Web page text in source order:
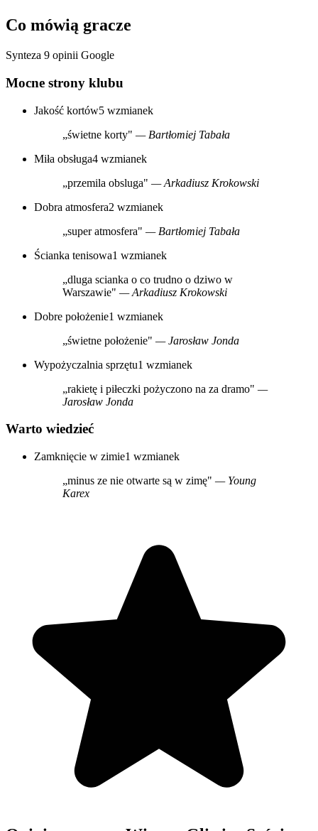
Co mówią gracze
Synteza 9 opinii Google
Mocne strony klubu
Jakość kortów5 wzmianek
„świetne korty" — Bartłomiej Tabała
Miła obsługa4 wzmianek
„przemila obsluga" — Arkadiusz Krokowski
Dobra atmosfera2 wzmianek
„super atmosfera" — Bartłomiej Tabała
Ścianka tenisowa1 wzmianek
„dluga scianka o co trudno o dziwo w
Warszawie" — Arkadiusz Krokowski
Dobre położenie1 wzmianek
„świetne położenie" — Jarosław Jonda
Wypożyczalnia sprzętu1 wzmianek
„rakietę i piłeczki pożyczono na za dramo" —
Jarosław Jonda
Warto wiedzieć
Zamknięcie w zimie1 wzmianek
„minus ze nie otwarte są w zimę" — Young
Karex